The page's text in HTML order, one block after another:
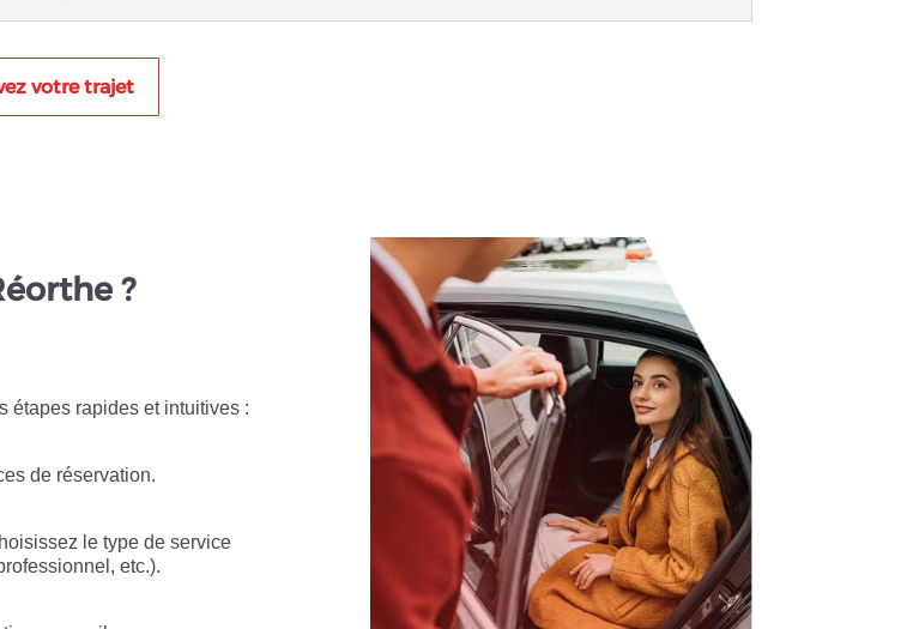
votre trajet
?
étapes rapides et intuitives :
de réservation.
le type de service
etc.).